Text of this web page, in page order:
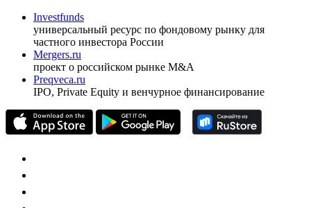
Investfunds
универсальный ресурс по фондовому рынку для
частного инвестора России
Mergers.ru
проект о российском рынке M&A
Preqveca.ru
IPO, Private Equity и венчурное финансирование